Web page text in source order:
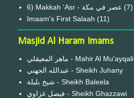
6) Makkah 'Asr - عصر في مكة (7)
Imaam's First Salaah (11)
Masjid Al Haram Imams
ماهر المعيقلي - Mahir Al Mu'ayqali
عبدالله الجهني - Sheikh Juhany
شيخ بليلة - Sheikh Baleela
فيصل غزاوي - Sheikh Ghazzawi